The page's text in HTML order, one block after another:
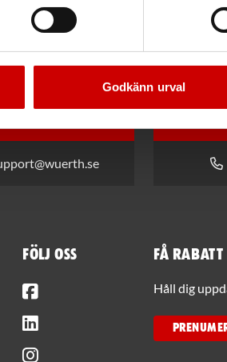
Godkänn urval
Följ oss Få
Håll dig